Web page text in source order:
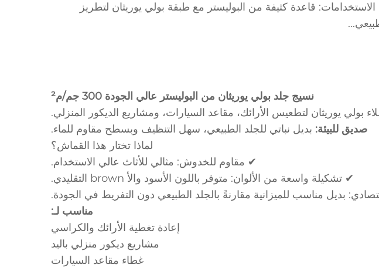
من البوليستر عالي الجودة 300 جم/م²، متين ومتعدد الاستخدامات: قاعدة كثيفة من البوليستر مع طبقة بولي يوريثان لتطريز
نسيج جلد بولي يوريثان من البوليستر عالي الجودة 300 جم/م²
بولي يوريثان لتطعيس الأرائك، مقاعد السيارات، ومشاريع الديكور المنزلي.
صديق للبيئة: بديل نباتي للجلد الطبيعي، سهل التنظيف وبسطح مقاوم للماء.
لماذا تختار هذا القماش؟
✔ مقاوم للخدوش: مثالي للأثاث عالي الاستخدام.
✔ تشكيلة واسعة من الألوان: متوفر باللون الأسود والأ brown التقليدي.
بديل مناسب للميزانية مقارنةً بالجلد الطبيعي دون التفريط في الجودة.
مناسب لـ:
إعادة تغطية الأرائك والكراسي
مشاريع ديكور منزلي باليد
غطاء مقاعد السيارات